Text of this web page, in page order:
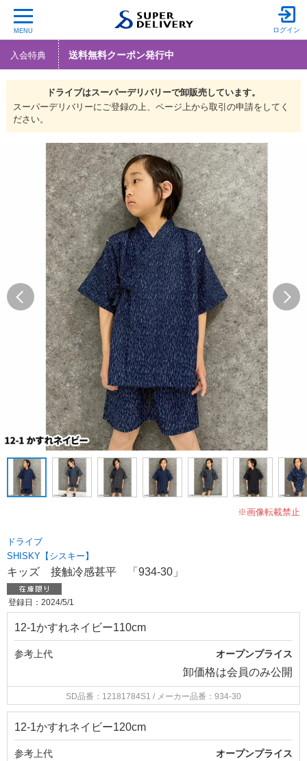
MENU ログイン
入会特典 送料無料クーポン発行中
ドライブはスーパーデリバリーで卸販売しています。
スーパーデリバリーにご登録の上、ページ上から取引の申請をしてく
ださい。
※画像転載禁止
ドライブ
SHISKY【シスキー】
キッズ 接触冷感甚平 「934-30」
登録日：2024/5/1
12-1かすれネイビー110cm
参考上代 オープンプライス
卸価格は会員のみ公開
SD品番：12181784S1 / メーカー品番：934-30
12-1かすれネイビー120cm
参考上代 オープンプライス